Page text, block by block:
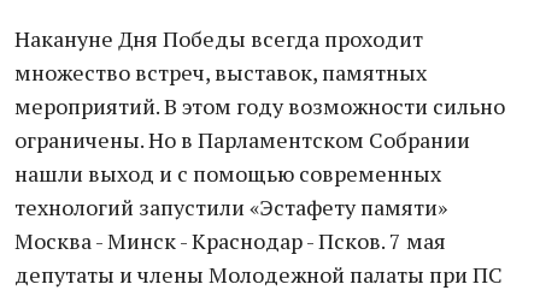
Накануне Дня Победы всегда проходит
множество встреч, выставок, памятных
мероприятий. В этом году возможности сильно
ограничены. Но в Парламентском Собрании
нашли выход и с помощью современных
технологий запустили «Эстафету памяти»
Москва - Минск - Краснодар - Псков. 7 мая
депутаты и члены Молодежной палаты при ПС